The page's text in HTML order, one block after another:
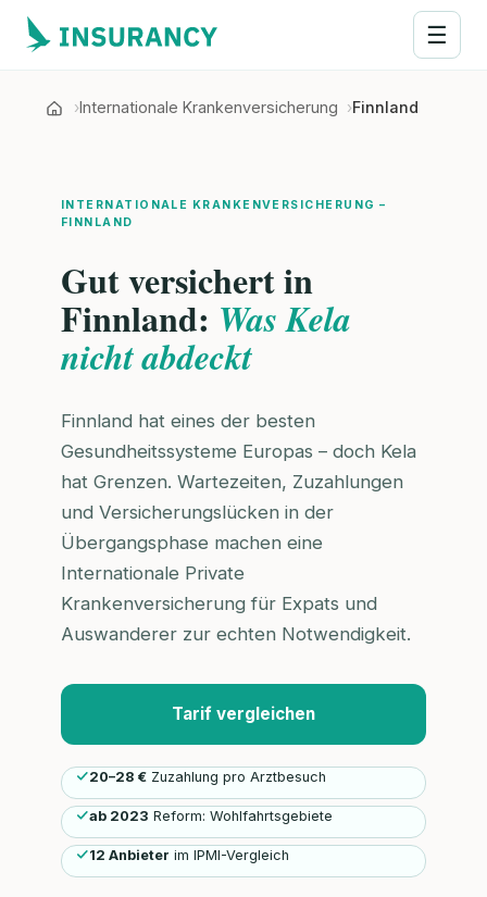
☰
Internationale Krankenversicherung Finnland
INTERNATIONALE KRANKENVERSICHERUNG –
FINNLAND
Gut versichert in
Finnland: Was Kela
nicht abdeckt
Finnland hat eines der besten
Gesundheitssysteme Europas – doch Kela
hat Grenzen. Wartezeiten, Zuzahlungen
und Versicherungslücken in der
Übergangsphase machen eine
Internationale Private
Krankenversicherung für Expats und
Auswanderer zur echten Notwendigkeit.
Tarif vergleichen
20–28 € Zuzahlung pro Arztbesuch
ab 2023 Reform: Wohlfahrtsgebiete
12 Anbieter im IPMI-Vergleich